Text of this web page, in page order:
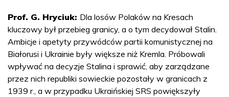
Prof. G. Hryciuk: Dla losów Polaków na Kresach
kluczowy był przebieg granicy, a o tym decydował Stalin.
Ambicje i apetyty przywódców partii komunistycznej na
Białorusi i Ukrainie były większe niż Kremla. Próbowali
wpływać na decyzje Stalina i sprawić, aby zarządzane
przez nich republiki sowieckie pozostały w granicach z
1939 r., a w przypadku Ukraińskiej SRS powiększyły